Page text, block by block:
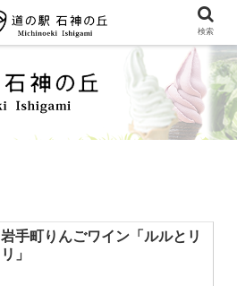
岩手町りんごワイン「ルルとリ
リ」
検索